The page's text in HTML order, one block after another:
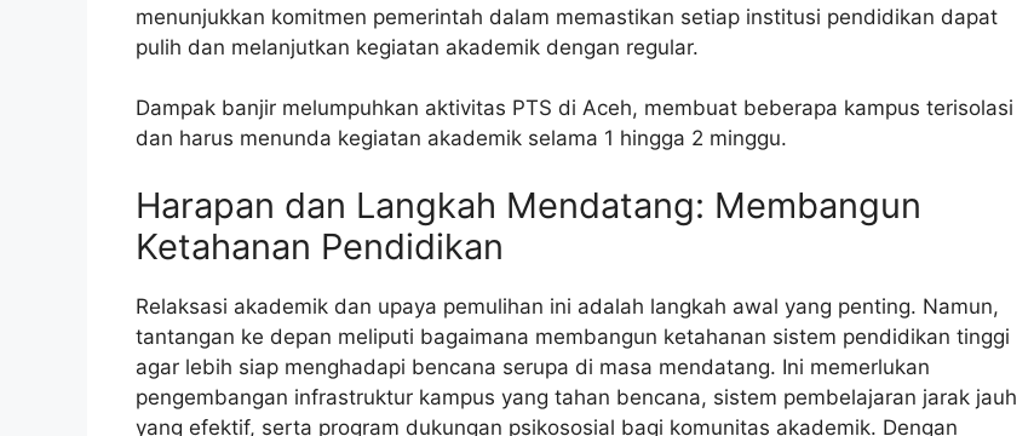
menunjukkan komitmen pemerintah dalam memastikan setiap institusi pendidikan dapat
pulih dan melanjutkan kegiatan akademik dengan regular.
Dampak banjir melumpuhkan aktivitas PTS di Aceh, membuat beberapa kampus terisolasi
dan harus menunda kegiatan akademik selama 1 hingga 2 minggu.
Harapan dan Langkah Mendatang: Membangun
Ketahanan Pendidikan
Relaksasi akademik dan upaya pemulihan ini adalah langkah awal yang penting. Namun,
tantangan ke depan meliputi bagaimana membangun ketahanan sistem pendidikan tinggi
agar lebih siap menghadapi bencana serupa di masa mendatang. Ini memerlukan
pengembangan infrastruktur kampus yang tahan bencana, sistem pembelajaran jarak jauh
yang efektif, serta program dukungan psikososial bagi komunitas akademik. Dengan